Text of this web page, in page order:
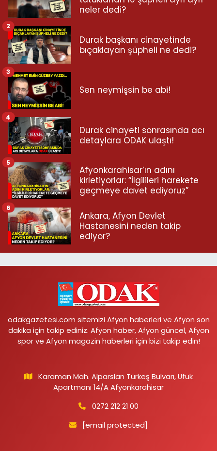
neler dedi?
Durak başkanı cinayetinde
bıçaklayan şüpheli ne dedi?
2
Sen neymişsin be abi!
3
Durak cinayeti sonrasında acı
detaylara ODAK ulaştı!
4
Afyonkarahisar’ın adını
kirletiyorlar: “İlgilileri harekete
geçmeye davet ediyoruz”
5
Ankara, Afyon Devlet
Hastanesini neden takip
ediyor?
6
odakgazetesi.com sitemizi Afyon haberleri ve Afyon son
dakika için takip ediniz. Afyon haber, Afyon güncel, Afyon
spor ve Afyon magazin haberleri için bizi takip edin!
Karaman Mah. Alparslan Türkeş Bulvarı, Ufuk
Apartmanı 14/A Afyonkarahisar
0272 212 21 00
[email protected]